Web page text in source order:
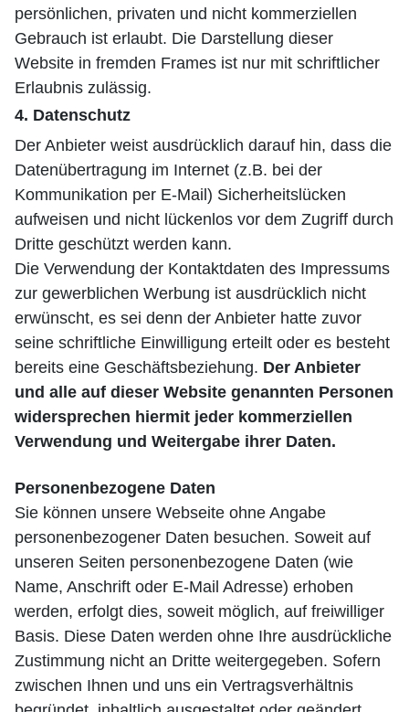
persönlichen, privaten und nicht kommerziellen
Gebrauch ist erlaubt. Die Darstellung dieser
Website in fremden Frames ist nur mit schriftlicher
Erlaubnis zulässig.
4. Datenschutz
Der Anbieter weist ausdrücklich darauf hin, dass die
Datenübertragung im Internet (z.B. bei der
Kommunikation per E-Mail) Sicherheitslücken
aufweisen und nicht lückenlos vor dem Zugriff durch
Dritte geschützt werden kann.
Die Verwendung der Kontaktdaten des Impressums
zur gewerblichen Werbung ist ausdrücklich nicht
erwünscht, es sei denn der Anbieter hatte zuvor
seine schriftliche Einwilligung erteilt oder es besteht
bereits eine Geschäftsbeziehung. Der Anbieter
und alle auf dieser Website genannten Personen
widersprechen hiermit jeder kommerziellen
Verwendung und Weitergabe ihrer Daten.
Personenbezogene Daten
Sie können unsere Webseite ohne Angabe
personenbezogener Daten besuchen. Soweit auf
unseren Seiten personenbezogene Daten (wie
Name, Anschrift oder E-Mail Adresse) erhoben
werden, erfolgt dies, soweit möglich, auf freiwilliger
Basis. Diese Daten werden ohne Ihre ausdrückliche
Zustimmung nicht an Dritte weitergegeben. Sofern
zwischen Ihnen und uns ein Vertragsverhältnis